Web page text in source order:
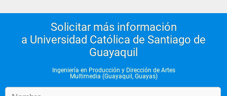
Solicitar más información
a Universidad Católica de Santiago de
Guayaquil
Ingeniería en Producción y Dirección de Artes
Multimedia (Guayaquil, Guayas)